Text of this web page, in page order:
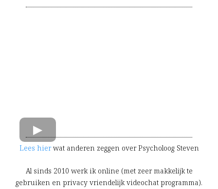
Lees hier wat anderen zeggen over Psycholoog Steven
Al sinds 2010 werk ik online (met zeer makkelijk te
gebruiken en privacy vriendelijk videochat programma).